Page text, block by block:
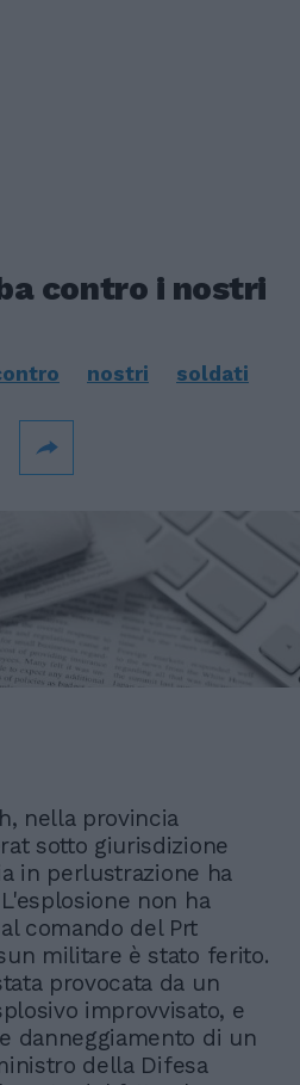
contro i nostri
nostri soldati
nella provincia
sotto giurisdizione
in perlustrazione ha
non ha
comando del Prt
militare è stato ferito.
provocata da un
improvvisato, e
danneggiamento di un
della Difesa